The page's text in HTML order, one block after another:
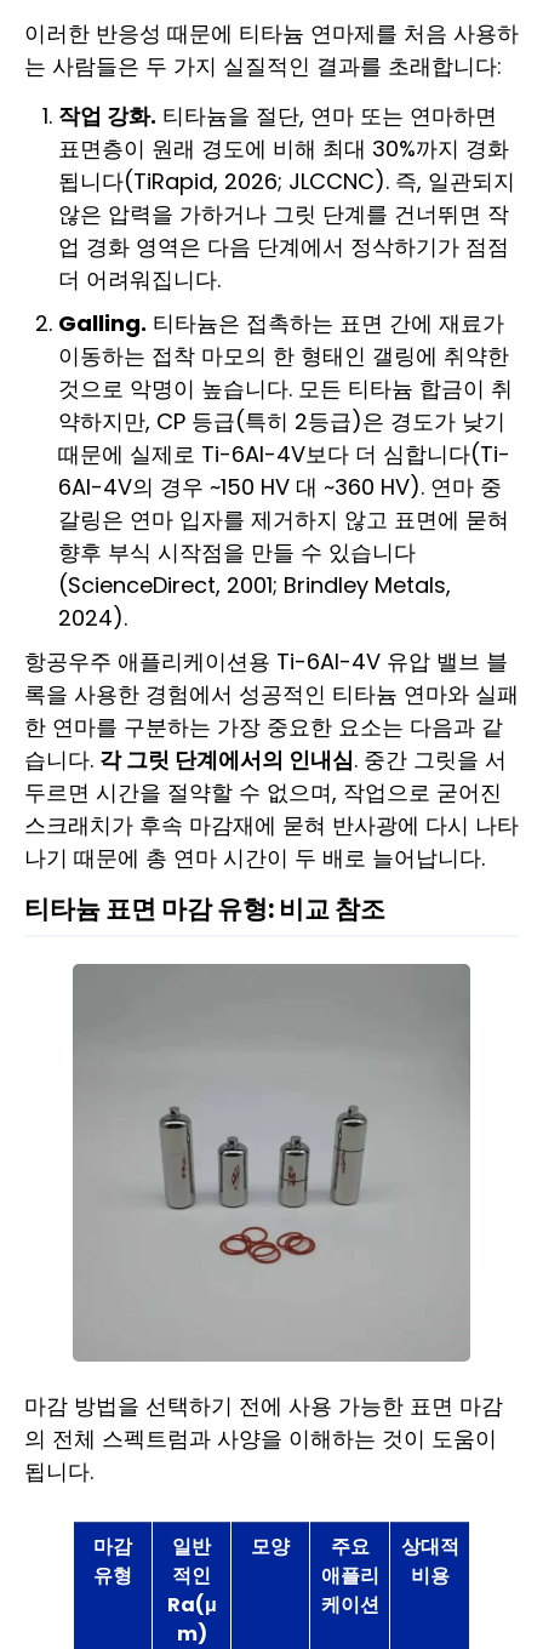
이러한 반응성 때문에 티타늄 연마제를 처음 사용하
는 사람들은 두 가지 실질적인 결과를 초래합니다:
작업 강화. 티타늄을 절단, 연마 또는 연마하면
표면층이 원래 경도에 비해 최대 30%까지 경화
됩니다(TiRapid, 2026; JLCCNC). 즉, 일관되지
않은 압력을 가하거나 그릿 단계를 건너뛰면 작
업 경화 영역은 다음 단계에서 정삭하기가 점점
더 어려워집니다.
Galling. 티타늄은 접촉하는 표면 간에 재료가
이동하는 접착 마모의 한 형태인 갤링에 취약한
것으로 악명이 높습니다. 모든 티타늄 합금이 취
약하지만, CP 등급(특히 2등급)은 경도가 낮기
때문에 실제로 Ti-6Al-4V보다 더 심합니다(Ti-
6Al-4V의 경우 ~150 HV 대 ~360 HV). 연마 중
갈링은 연마 입자를 제거하지 않고 표면에 묻혀
향후 부식 시작점을 만들 수 있습니다
(ScienceDirect, 2001; Brindley Metals,
2024).
항공우주 애플리케이션용 Ti-6Al-4V 유압 밸브 블
록을 사용한 경험에서 성공적인 티타늄 연마와 실패
한 연마를 구분하는 가장 중요한 요소는 다음과 같
습니다. 각 그릿 단계에서의 인내심. 중간 그릿을 서
두르면 시간을 절약할 수 없으며, 작업으로 굳어진
스크래치가 후속 마감재에 묻혀 반사광에 다시 나타
나기 때문에 총 연마 시간이 두 배로 늘어납니다.
티타늄 표면 마감 유형: 비교 참조
마감 방법을 선택하기 전에 사용 가능한 표면 마감
의 전체 스펙트럼과 사양을 이해하는 것이 도움이
됩니다.
마감
유형
일반
적인
Ra(μ
m)
모양
주요
애플리
케이션
상대적
비용